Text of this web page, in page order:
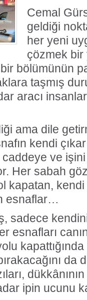
Cemal
geldiği
her yeni
çözmek
bölümünün
taşmış
aracı insanlar
ama dile
kendi
ve
Her sabah
kapatan, kendi
esnaflar…
sadece
esnafları
ipin ucunu